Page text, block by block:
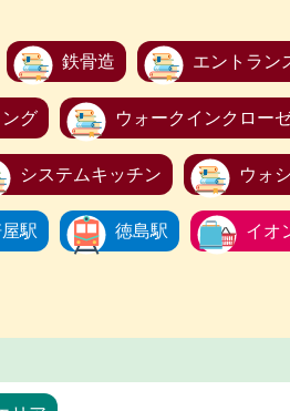
鉄骨造 エントラン
グ ウォークインクロー
システムキッチン ウォ
駅 徳島駅 イオ